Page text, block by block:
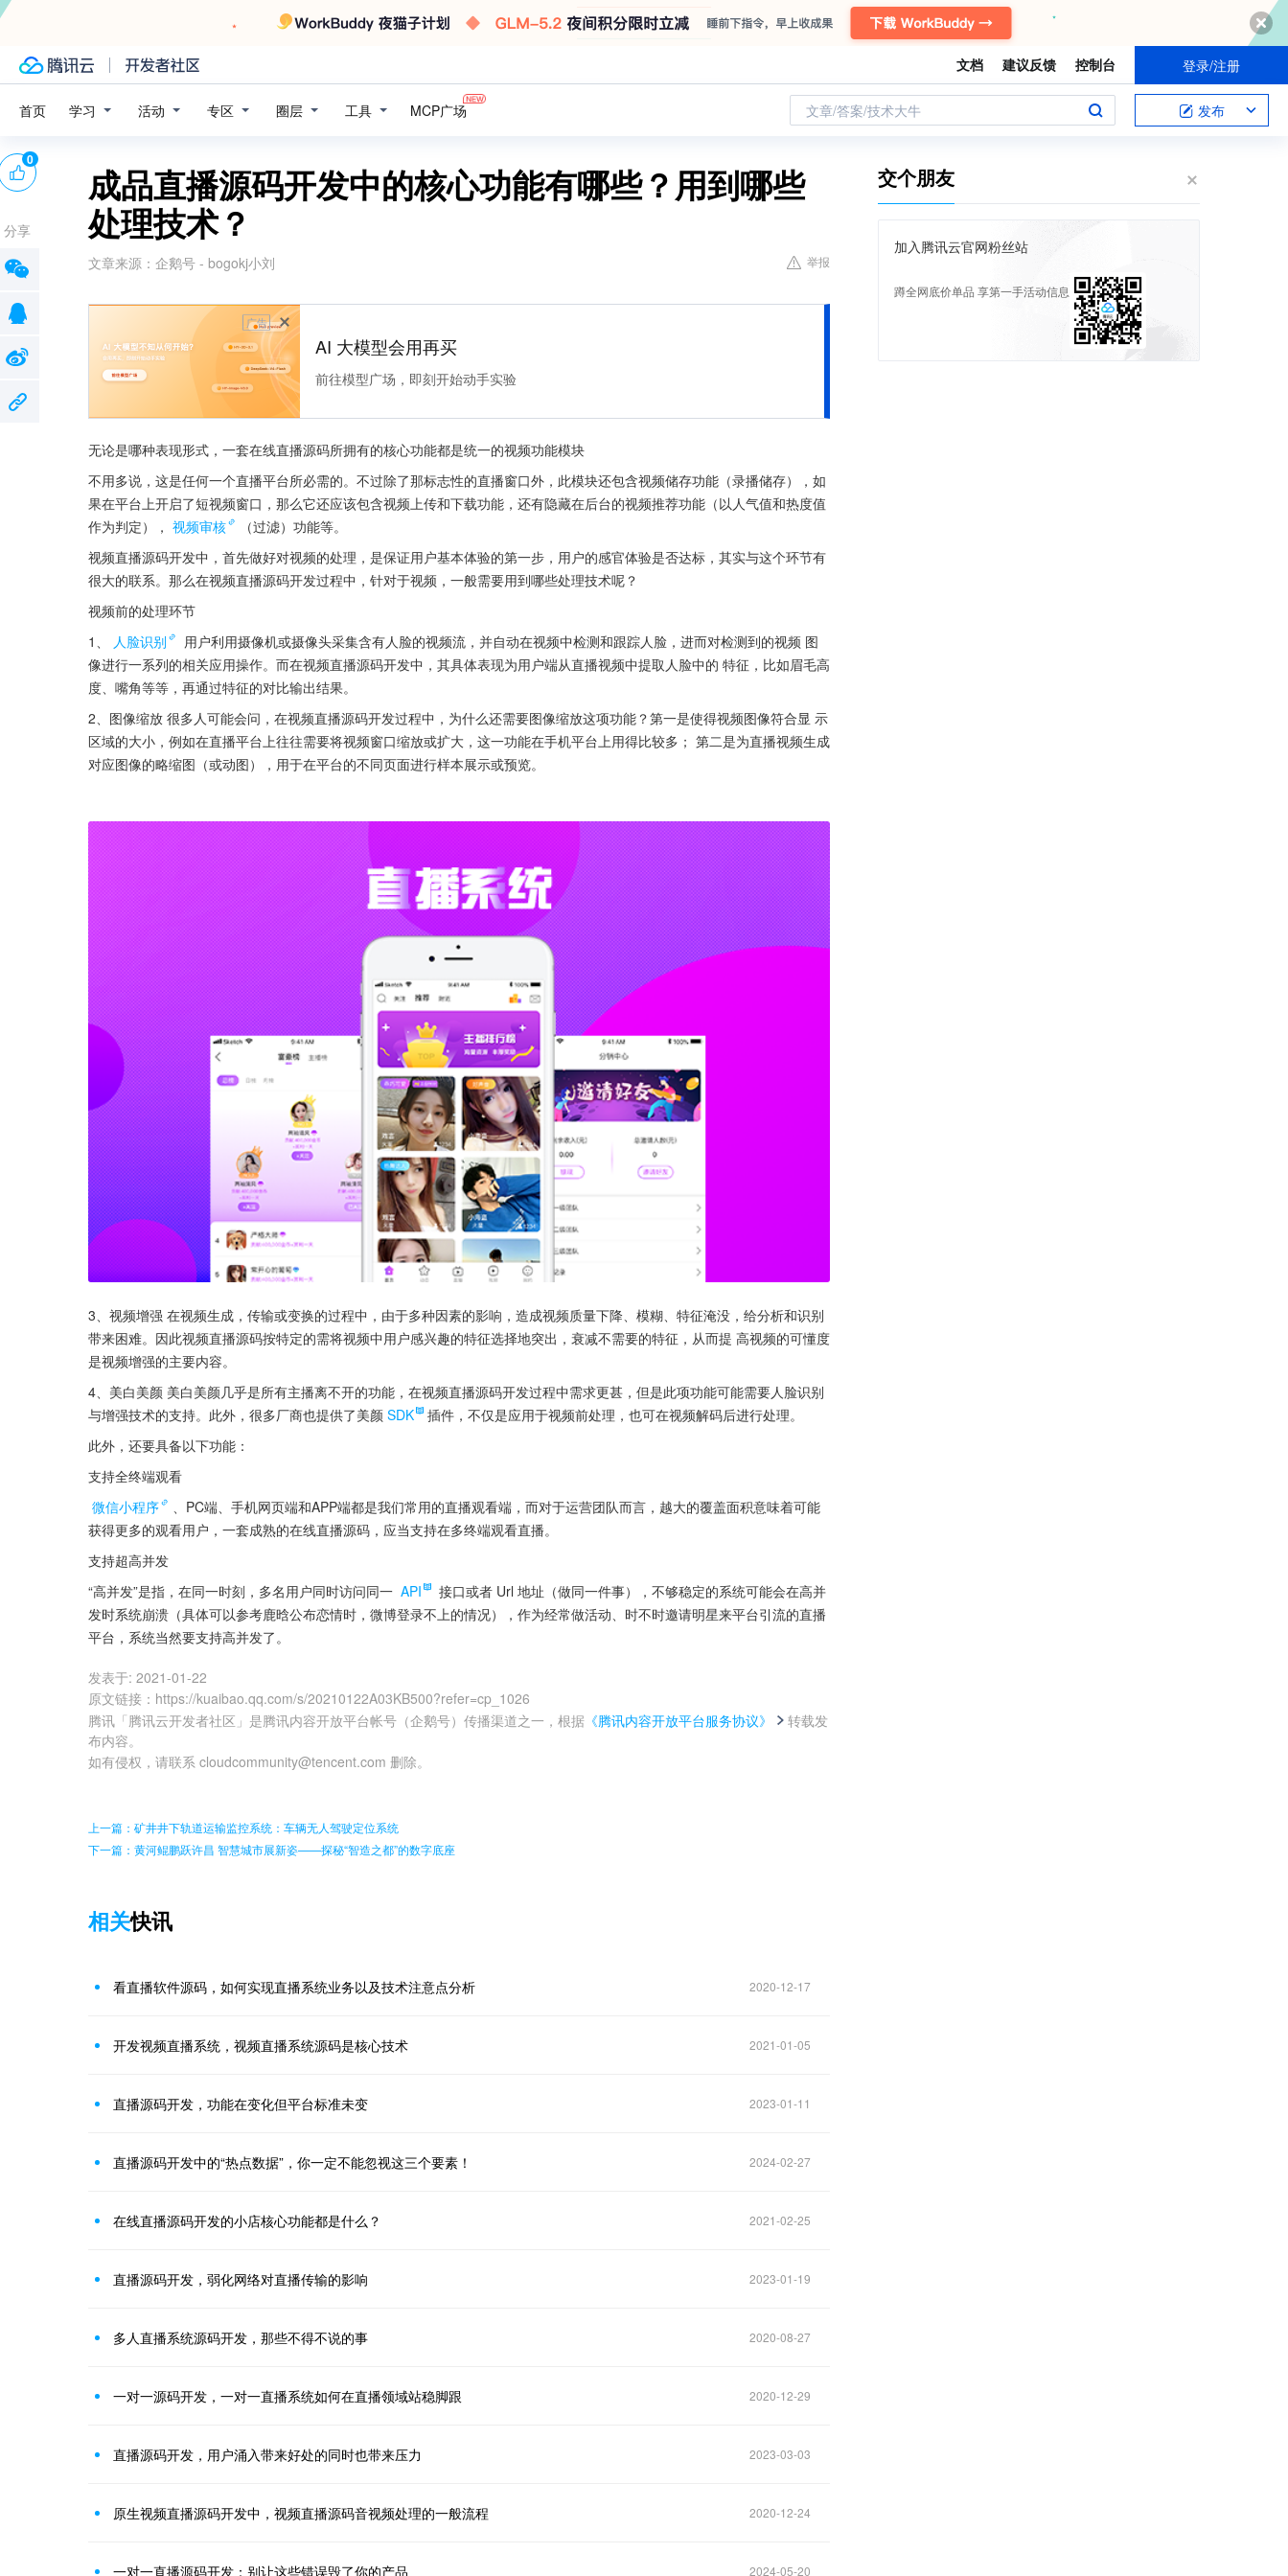
文档 建议反馈 控制台 登录/注册
首页 学习 活动 专区 圈层 工具 MCP广场 文章/答案/技术大牛 发布
成品直播源码开发中的核心功能有哪些？用到哪些
处理技术？
文章来源： 企鹅号 - bogokj小刘 举报
广告
AI 大模型会用再买
前往模型广场，即刻开始动手实验
无论是哪种表现形式，一套在线直播源码所拥有的核心功能都是统一的视频功能模块
不用多说，这是任何一个直播平台所必需的。不过除了那标志性的直播窗口外，此模块还包含视频储存功能（录播储存），如
果在平台上开启了短视频窗口，那么它还应该包含视频上传和下载功能，还有隐藏在后台的视频推荐功能（以人气值和热度值
作为判定）， 视频审核
（过滤）功能等。
视频直播源码开发中，首先做好对视频的处理，是保证用户基本体验的第一步，用户的感官体验是否达标，其实与这个环节有
很大的联系。那么在视频直播源码开发过程中，针对于视频，一般需要用到哪些处理技术呢？
视频前的处理环节
1、
人脸识别
用户利用摄像机或摄像头采集含有人脸的视频流，并自动在视频中检测和跟踪人脸，进而对检测到的视频 图
像进行一系列的相关应用操作。而在视频直播源码开发中，其具体表现为用户端从直播视频中提取人脸中的 特征，比如眉毛高
度、嘴角等等，再通过特征的对比输出结果。
2、图像缩放 很多人可能会问，在视频直播源码开发过程中，为什么还需要图像缩放这项功能？第一是使得视频图像符合显 示
区域的大小，例如在直播平台上往往需要将视频窗口缩放或扩大，这一功能在手机平台上用得比较多； 第二是为直播视频生成
对应图像的略缩图（或动图），用于在平台的不同页面进行样本展示或预览。
3、视频增强 在视频生成，传输或变换的过程中，由于多种因素的影响，造成视频质量下降、模糊、特征淹没，给分析和识别
带来困难。因此视频直播源码按特定的需将视频中用户感兴趣的特征选择地突出，衰减不需要的特征，从而提 高视频的可懂度
是视频增强的主要内容。
4、美白美颜 美白美颜几乎是所有主播离不开的功能，在视频直播源码开发过程中需求更甚，但是此项功能可能需要人脸识别
与增强技术的支持。此外，很多厂商也提供了美颜 SDK
插件，不仅是应用于视频前处理，也可在视频解码后进行处理。
此外，还要具备以下功能：
支持全终端观看
微信小程序
、PC端、手机网页端和APP端都是我们常用的直播观看端，而对于运营团队而言，越大的覆盖面积意味着可能
获得更多的观看用户，一套成熟的在线直播源码，应当支持在多终端观看直播。
支持超高并发
“高并发”是指，在同一时刻，多名用户同时访问同一 API
接口或者 Url 地址（做同一件事），不够稳定的系统可能会在高并
发时系统崩溃（具体可以参考鹿晗公布恋情时，微博登录不上的情况），作为经常做活动、时不时邀请明星来平台引流的直播
平台，系统当然要支持高并发了。
发表于: 2021-01-22
原文链接 ： https://kuaibao.qq.com/s/20210122A03KB500?refer=cp_1026
腾讯「腾讯云开发者社区」是腾讯内容开放平台帐号（企鹅号）传播渠道之一，根据 《腾讯内容开放平台服务协议》
转载发
布内容。
如有侵权，请联系 cloudcommunity@tencent.com 删除。
0
分享
上一篇：矿井井下轨道运输监控系统：车辆无人驾驶定位系统
下一篇：黄河鲲鹏跃许昌 智慧城市展新姿——探秘“智造之都”的数字底座
相关快讯
看直播软件源码，如何实现直播系统业务以及技术注意点分析 2020-12-17
开发视频直播系统，视频直播系统源码是核心技术 2021-01-05
直播源码开发，功能在变化但平台标准未变 2023-01-11
直播源码开发中的“热点数据”，你一定不能忽视这三个要素！ 2024-02-27
在线直播源码开发的小店核心功能都是什么？ 2021-02-25
直播源码开发，弱化网络对直播传输的影响 2023-01-19
多人直播系统源码开发，那些不得不说的事 2020-08-27
一对一源码开发，一对一直播系统如何在直播领域站稳脚跟 2020-12-29
直播源码开发，用户涌入带来好处的同时也带来压力 2023-03-03
原生视频直播源码开发中，视频直播源码音视频处理的一般流程 2020-12-24
一对一直播源码开发：别让这些错误毁了你的产品 2024-05-20
交个朋友
加入腾讯云官网粉丝站
蹲全网底价单品 享第一手活动信息